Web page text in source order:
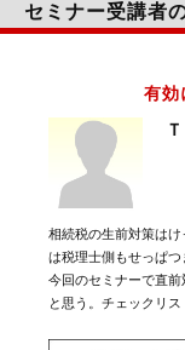
セミナー受講者
有効
相続税の生前対策は
は税理士側もせっぱつ
今回のセミナーで直
と思う。チェックリ